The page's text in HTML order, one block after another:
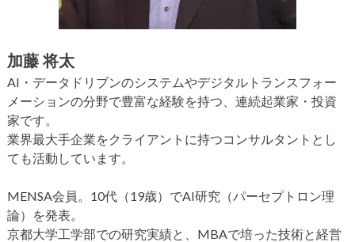
加藤 将太
AI・データドリブンのシステムやデジタルトランスフォー
メーションの分野で豊富な経験を持つ、連続起業家・投資
家です。
業界最大手企業をクライアントに持つコンサルタントとし
ても活動しています。
MENSA会員。10代（19歳）でAI研究（パーセプトロン理
論）を発表。
京都大学工学部での研究実績と、MBAで培った技術と経営